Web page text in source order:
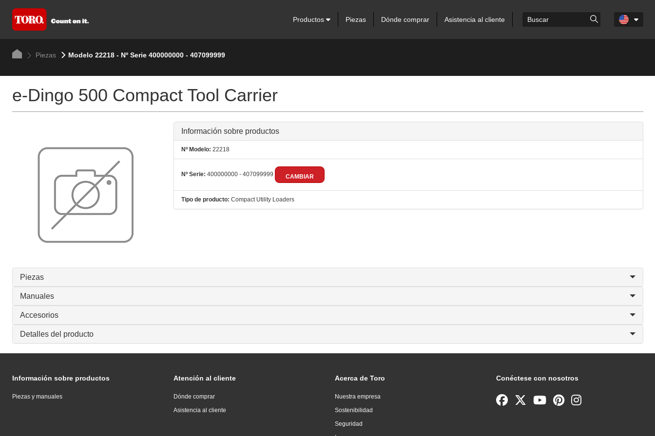
Productos Piezas Dónde comprar Asistencia al cliente
Piezas Modelo 22218 - Nº Serie 400000000 - 407099999
e-Dingo 500 Compact Tool Carrier
Información sobre productos
Nº Modelo: 22218
Nº Serie: 400000000 - 407099999 CAMBIAR
Tipo de producto: Compact Utility Loaders
Piezas
Manuales
Accesorios
Detalles del producto
Información sobre productos
Piezas y manuales
Atención al cliente
Dónde comprar
Asistencia al cliente
Acerca de Toro
Nuestra empresa
Sostenibilidad
Seguridad
Conéctese con nosotros